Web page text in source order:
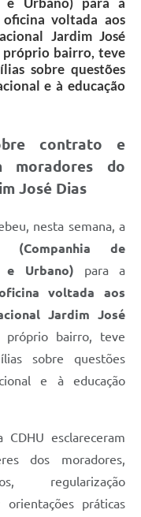
voltada aos
Jardim José
próprio bairro, teve
sobre questões
e à educação
contrato e
moradores do
José Dias
nesta semana, a
de
e Urbano) para a
voltada aos
Jardim José
próprio bairro, teve
sobre questões
e à educação
esclareceram
dos moradores,
regularização
práticas